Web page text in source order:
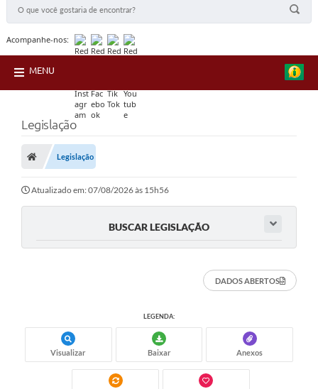
Acompanhe-nos:
MENU
Legislação
Legislação
Atualizado em: 07/08/2026 às 15h56
BUSCAR LEGISLAÇÃO
DADOS ABERTOS
LEGENDA:
Visualizar Baixar Anexos